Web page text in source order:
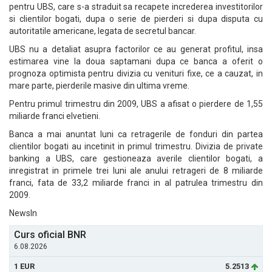
pentru UBS, care s-a straduit sa recapete increderea investitorilor
si clientilor bogati, dupa o serie de pierderi si dupa disputa cu
autoritatile americane, legata de secretul bancar.
UBS nu a detaliat asupra factorilor ce au generat profitul, insa
estimarea vine la doua saptamani dupa ce banca a oferit o
prognoza optimista pentru divizia cu venituri fixe, ce a cauzat, in
mare parte, pierderile masive din ultima vreme.
Pentru primul trimestru din 2009, UBS a afisat o pierdere de 1,55
miliarde franci elvetieni.
Banca a mai anuntat luni ca retragerile de fonduri din partea
clientilor bogati au incetinit in primul trimestru. Divizia de private
banking a UBS, care gestioneaza averile clientilor bogati, a
inregistrat in primele trei luni ale anului retrageri de 8 miliarde
franci, fata de 33,2 miliarde franci in al patrulea trimestru din
2009.
NewsIn
Curs oficial BNR
6.08.2026
1 EUR
5.2513